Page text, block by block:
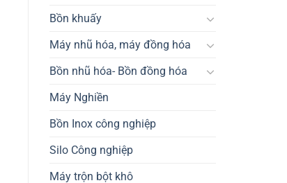
Bồn khuấy
Máy nhũ hóa, máy đồng hóa
Bồn nhũ hóa- Bồn đồng hóa
Máy Nghiền
Bồn Inox công nghiệp
Silo Công nghiệp
Máy trộn bột khô